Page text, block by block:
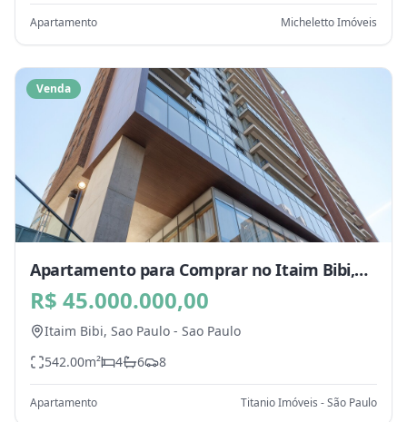
Apartamento Micheletto Imóveis
Venda
Apartamento para Comprar no Itaim Bibi,
Sao Paulo - SP
R$ 45.000.000,00
Itaim Bibi, Sao Paulo - Sao Paulo
542.00m² 4 6 8
Apartamento Titanio Imóveis - São Paulo